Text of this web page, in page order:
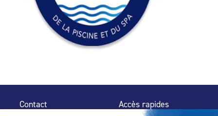
Contact Accès rapides